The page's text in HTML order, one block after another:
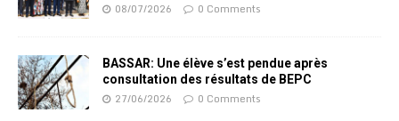
08/07/2026 0 Comments
BASSAR: Une élève s’est pendue après
consultation des résultats de BEPC
27/06/2026 0 Comments